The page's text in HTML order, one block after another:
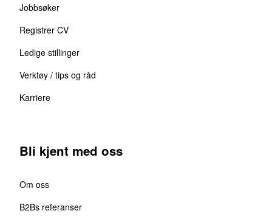
Jobbsøker
Registrer CV
Ledige stillinger
Verktøy / tips og råd
Karriere
Bli kjent med oss
Om oss
B2Bs referanser